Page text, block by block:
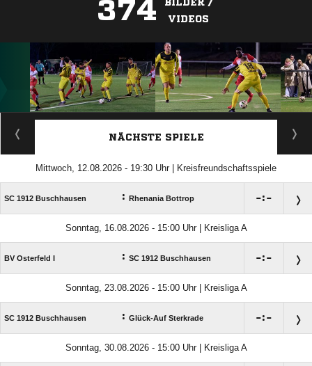
374
BILDER /
VIDEOS
ANZEIGE
NÄCHSTE SPIELE
Mittwoch, 12.08.2026 - 19:30 Uhr | Kreisfreundschaftsspiele
SC 1912 Buschhausen : Rhenania Bottrop :
Sonntag, 16.08.2026 - 15:00 Uhr | Kreisliga A
BV Osterfeld I : SC 1912 Buschhausen :
Sonntag, 23.08.2026 - 15:00 Uhr | Kreisliga A
SC 1912 Buschhausen : Glück-Auf Sterkrade :
Sonntag, 30.08.2026 - 15:00 Uhr | Kreisliga A